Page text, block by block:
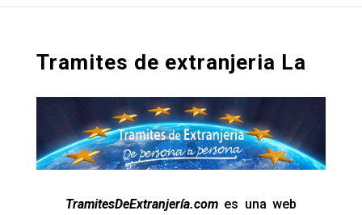
Tramites de extranjeria La
TramitesDeExtranjería.comes una web